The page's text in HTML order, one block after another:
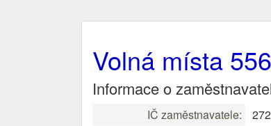
Volná místa
Informace o
IČ zaměstnavatele: